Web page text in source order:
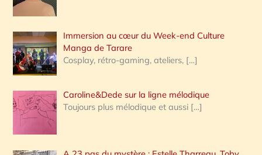
:
Immersion au cœur du Week-end Culture
Manga de Tarare
Cosplay, rétro-gaming, ateliers, […]
Caroline&Dede sur la ligne mélodique
Toujours plus mélodique et aussi […]